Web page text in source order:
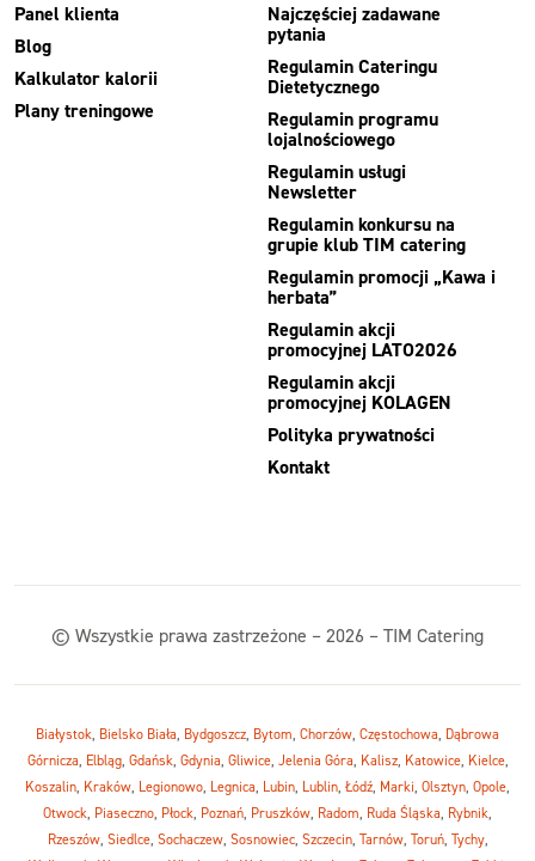
Panel klienta
Blog
Kalkulator kalorii
Plany treningowe
Najczęściej zadawane
pytania
Regulamin Cateringu
Dietetycznego
Regulamin programu
lojalnościowego
Regulamin usługi
Newsletter
Regulamin konkursu na
grupie klub TIM catering
Regulamin promocji „Kawa i
herbata”
Regulamin akcji
promocyjnej LATO2026
Regulamin akcji
promocyjnej KOLAGEN
Polityka prywatności
Kontakt
© Wszystkie prawa zastrzeżone – 2026 – TIM Catering
Białystok, Bielsko Biała, Bydgoszcz, Bytom, Chorzów, Częstochowa, Dąbrowa
Górnicza, Elbląg, Gdańsk, Gdynia, Gliwice, Jelenia Góra, Kalisz, Katowice, Kielce,
Koszalin, Kraków, Legionowo, Legnica, Lubin, Lublin, Łódź, Marki, Olsztyn, Opole,
Otwock, Piaseczno, Płock, Poznań, Pruszków, Radom, Ruda Śląska, Rybnik,
Rzeszów, Siedlce, Sochaczew, Sosnowiec, Szczecin, Tarnów, Toruń, Tychy,